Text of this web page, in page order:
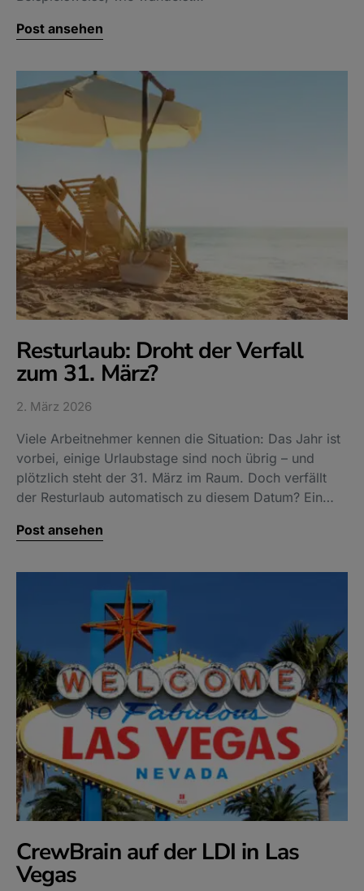
Post ansehen
Resturlaub: Droht der Verfall
zum 31. März?
2. März 2026
Viele Arbeitnehmer kennen die Situation: Das Jahr ist
vorbei, einige Urlaubstage sind noch übrig – und
plötzlich steht der 31. März im Raum. Doch verfällt
der Resturlaub automatisch zu diesem Datum? Ein…
Post ansehen
CrewBrain auf der LDI in Las
Vegas